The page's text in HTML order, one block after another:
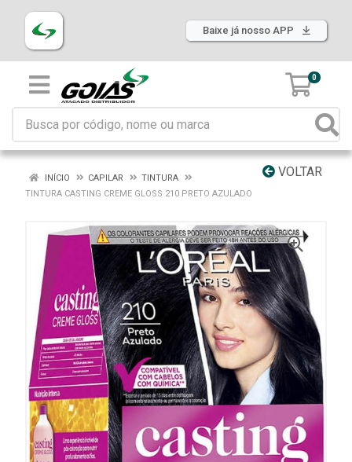
Baixe já nosso APP
0
VOLTAR
INÍCIO CAPILAR
TINTURA
TINTURA CASTING CREME GLOSS 210 PRETO AZULADO